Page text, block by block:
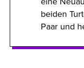
beiden
Paar und